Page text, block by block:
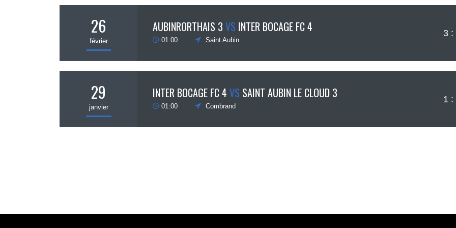
26
février
AUBINRORTHAIS 3 VS INTER BOCAGE FC 4
01:00 Saint Aubin
3 :
29
janvier
INTER BOCAGE FC 4 VS SAINT AUBIN LE CLOUD 3
01:00 Combrand
1 :